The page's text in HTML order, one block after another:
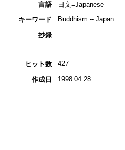
言語
日文=Japanese
キーワード
Buddhism -- Japan
抄録
ヒット数 427
作成日 1998.04.28